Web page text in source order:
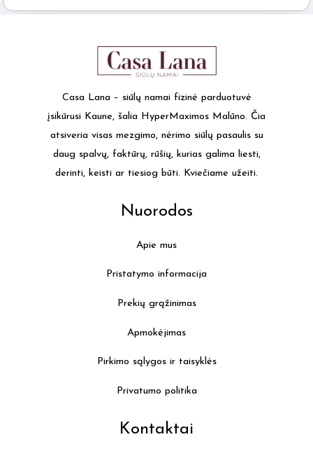
Casa Lana – siūlų namai fizinė parduotuvė
įsikūrusi Kaune, šalia HyperMaximos Malūno. Čia
atsiveria visas mezgimo, nėrimo siūlų pasaulis su
daug spalvų, faktūrų, rūšių, kurias galima liesti,
derinti, keisti ar tiesiog būti. Kviečiame užeiti.
Nuorodos
Apie mus
Pristatymo informacija
Prekių grąžinimas
Apmokėjimas
Pirkimo sąlygos ir taisyklės
Privatumo politika
Kontaktai